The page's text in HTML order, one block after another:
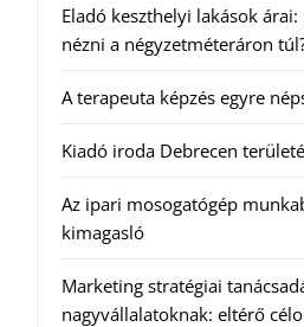
Eladó keszthelyi lakások
nézni a négyzetméteráron
A terapeuta képzés egyre
Kiadó iroda Debrecen
Az ipari mosogatógép
kimagasló
Marketing stratégiai
nagyvállalatoknak: eltérő